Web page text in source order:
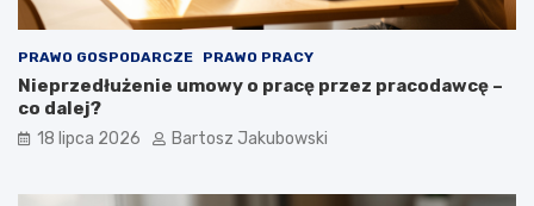
PRAWO GOSPODARCZE PRAWO PRACY
Nieprzedłużenie umowy o pracę przez pracodawcę –
co dalej?
18 lipca 2026 Bartosz Jakubowski